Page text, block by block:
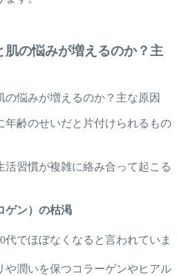
肌の悩みが増えるのか？主
年齢のせいだと片付けられるもの
習慣が複雑に絡み合って起こる
ゲン）の枯渇
代でほぼなくなると言われていま
や潤いを保つコラーゲンやヒアル